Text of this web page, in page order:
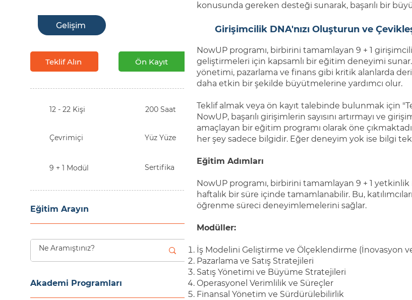
Gelişim
Teklif Alın Ön Kayıt
12 - 22 Kişi
Çevrimiçi
9 + 1 Modül
200 Saat
Yüz Yüze
Sertifika
Eğitim Arayın
Akademi Programları
konusunda gereken desteği sunarak, başarılı bir
Girişimcilik DNA'nızı Oluşturun ve
NowUP programı, birbirini tamamlayan 9 + 1
geliştirmeleri için kapsamlı bir eğitim deneyimi
yönetimi, pazarlama ve finans gibi kritik alanlarda
daha etkin bir şekilde büyütmelerine yardımcı olur.
Teklif almak veya ön kayıt talebinde bulunmak için
NowUP, başarılı girişimlerin sayısını artırmayı ve
amaçlayan bir eğitim programı olarak öne
her şey sadece bilgidir. Eğer deneyim yok ise bilgi
Eğitim Adımları
NowUP programı, birbirini tamamlayan 9 + 1
haftalık bir süre içinde tamamlanabilir. Bu,
öğrenme süreci deneyimlemelerini sağlar.
Modüller:
İş Modelini Geliştirme ve Ölçeklendirme (İnovasyon
Pazarlama ve Satış Stratejileri
Satış Yönetimi ve Büyüme Stratejileri
Operasyonel Verimlilik ve Süreçler
Finansal Yönetim ve Sürdürülebilirlik